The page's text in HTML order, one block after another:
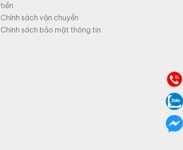
tiền
Chính sách vận chuyển
Chính sách bảo mật thông tin